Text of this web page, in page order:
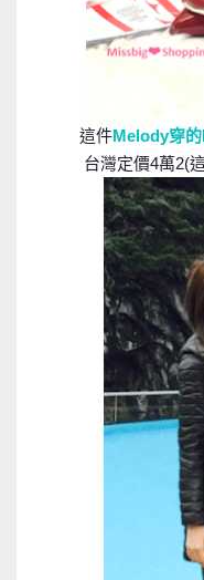
這件Melody穿
台灣定價4萬2(